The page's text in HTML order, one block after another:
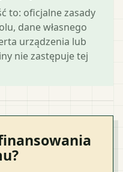
to: oficjalne zasady
dane własnego
urządzenia lub
nie zastępuje tej